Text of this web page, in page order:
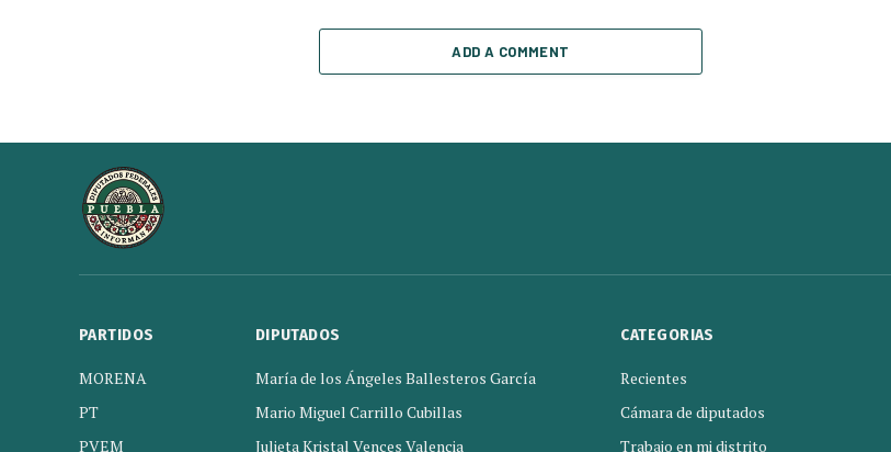
ADD A COMMENT
PARTIDOS
MORENA
PT
PVEM
DIPUTADOS
María de los Ángeles Ballesteros García
Mario Miguel Carrillo Cubillas
Julieta Kristal Vences Valencia
CATEGORIAS
Recientes
Cámara de diputados
Trabajo en mi distrito